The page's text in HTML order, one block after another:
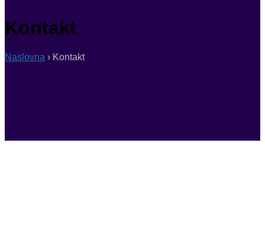
Kontakt
Naslovna › Kontakt